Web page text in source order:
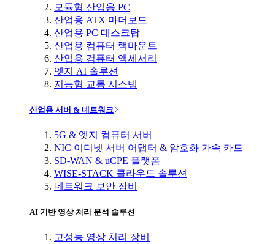
모듈형 산업용 PC
산업용 ATX 마더보드
산업용 PC 데스크탑
산업용 컴퓨터 랙마운트
산업용 컴퓨터 액세서리
엣지 AI 솔루션
지능형 교통 시스템
산업용 서버 & 네트워크
5G & 엣지 컴퓨터 서버
NIC 이더넷 서버 어댑터 & 암호화 가속 카드
SD-WAN & uCPE 플랫폼
WISE-STACK 클라우드 솔루션
네트워크 보안 장비
AI 기반 영상 처리 분석 솔루션
고성능 영상 처리 장비